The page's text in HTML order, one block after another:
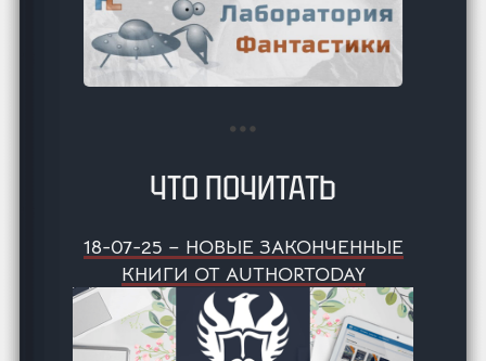
ЧТО ПОЧИТАТЬ
18-07-25 – НОВЫЕ ЗАКОНЧЕННЫЕ
КНИГИ ОТ AUTHORTODAY